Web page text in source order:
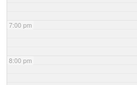
7:00 pm
8:00 pm